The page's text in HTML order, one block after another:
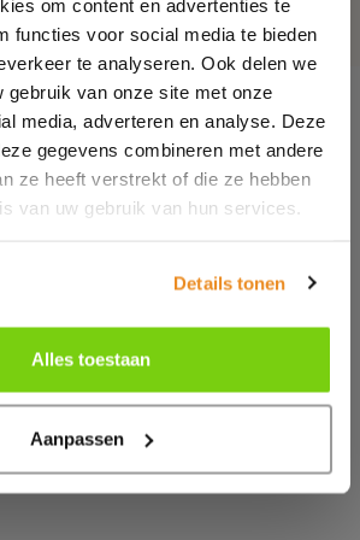
om content en advertenties te
functies voor social media te bieden
te analyseren. Ook delen we
gebruik van onze site met onze
media, adverteren en analyse. Deze
gegevens combineren met andere
ze heeft verstrekt of die ze hebben
van uw gebruik van hun services.
Details tonen
Alles toestaan
Aanpassen
EW, Volendam